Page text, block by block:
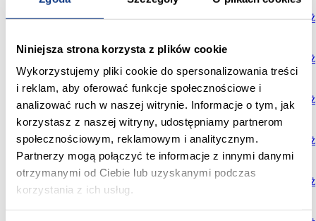
Niniejsza strona korzysta z plików cookie
Wykorzystujemy pliki cookie do spersonalizowania treści
i reklam, aby oferować funkcje społecznościowe i
analizować ruch w naszej witrynie. Informacje o tym, jak
korzystasz z naszej witryny, udostępniamy partnerom
społecznościowym, reklamowym i analitycznym.
Partnerzy mogą połączyć te informacje z innymi danymi
otrzymanymi od Ciebie lub uzyskanymi podczas
korzystania z ich usług.
N1 18 42,18 2 parter wolne
463
980,00 Pokaż
zł
Pokaż
drugie wolne
596
203,00
zł
Pokaż
N4 19 58,84 3 parter sprzedane
564
864,00
zł
Pokaż
19 trzecie sprzedane
637
Pokaż
513